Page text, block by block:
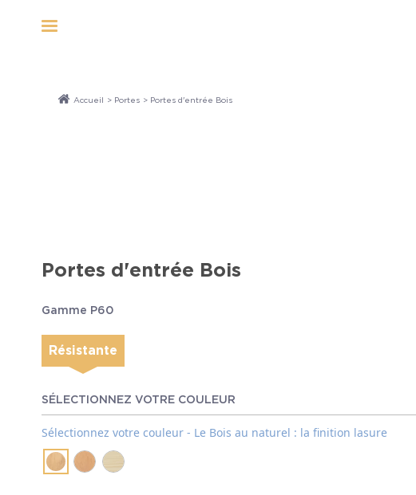
Accueil > Portes > Portes d'entrée Bois
Portes d'entrée Bois
Gamme P60
Résistante
SÉLECTIONNEZ VOTRE COULEUR
Sélectionnez votre couleur - Le Bois au naturel : la finition lasure